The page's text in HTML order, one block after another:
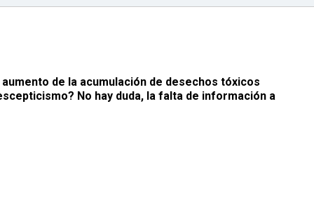
de la acumulación de desechos tóxicos
No hay duda, la falta de información a